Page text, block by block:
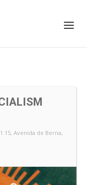
, Avenida de Berna,